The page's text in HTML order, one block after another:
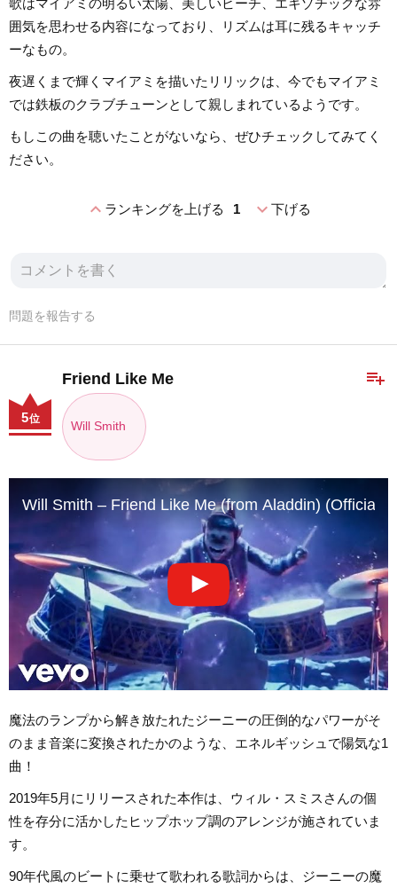
囲気を思わせる内容になっており、リズムは耳に残るキャッチ
ーなもの。
夜遅くまで輝くマイアミを描いたリリックは、今でもマイアミ
では鉄板のクラブチューンとして親しまれているようです。
もしこの曲を聴いたことがないなら、ぜひチェックしてみてく
ださい。
expand_lessランキングを上げる 1 expand_more下げる
問題を報告する
playlist_add
Friend Like Me
Will Smith
5位
Will Smith – Friend Like Me (from Aladdin) (Official
魔法のランプから解き放たれたジーニーの圧倒的なパワーがそ
のまま音楽に変換されたかのような、エネルギッシュで陽気な1
曲！
2019年5月にリリースされた本作は、ウィル・スミスさんの個
性を存分に活かしたヒップホップ調のアレンジが施されていま
す。
90年代風のビートに乗せて歌われる歌詞からは、ジーニーの魔